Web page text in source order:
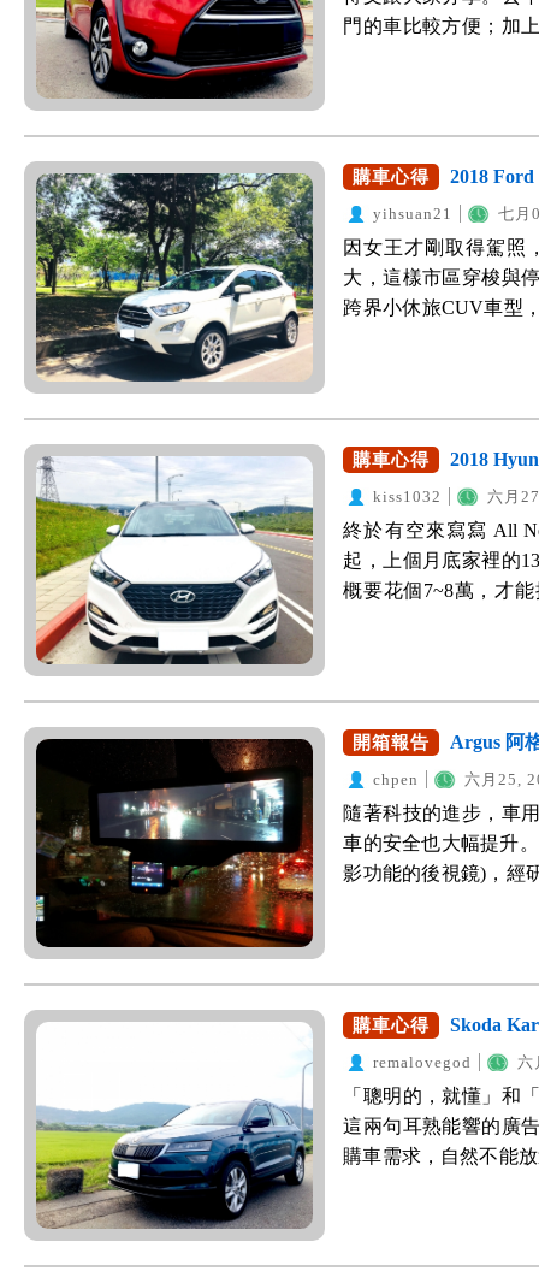
氣的老爸，可以透過
有質感。此外當然還
統、360度的全景環
等，一堆新安全輔助
剛性輕量化的車體。
疑，讓老爸非常安心
下，呈現出不同顏色
根本就是工藝等級，
堅持的黑頭車，換成
樣式，看起來更為立
形狀變得更為扁長銳
屬也同車頭設計，延
置，看起來也很帥
較長，但方向盤的指
實，面對台灣坑坑疤
震與二次彈跳。這樣
Mazda 這幾年的進步
出頭來說，就有這樣
業，從中幫忙處理
少，還有6顆安全氣
後，本來準備下訂
(ESC 車身穩定、
定、FBC 煞車補償、
測以及LED第三煞車
乘體驗！ Picanto 搭
有特別突出，但因為
耗表現也還不錯。實
的車身，方向盤的指
的稅制啊...) 實際坐
的配備與質感，出
Keyless、鋁合金踏板
幕與包覆性很好的皮
央扶手、方向盤以及
備。只要是車速介於
常市區還是國道高速
事故傷亡的機率。 至
優點： 1.安全配備給
好停車 缺點： 1.後座
卡 最後要感謝
得很棒，讓我買車省
體大螢幕) 2.原廠倒車
器(整合至多媒體大螢
三寶
門的車比較方便；加
門(電動門開啟速度較
驚艷！放倒至最大角
服的休息，減輕身體
老人家可以攙扶，更
金讚」！ 2.大容量多
體容量大的嚇死人，
可以開心出遊： 因預
空間真是超乎預期！
利用真的很棒！劇院
看到前方視野，不會
移，讓第三排乘坐起
間，但因為椅背泡綿
不會全擠在一個空間
翻轉隱藏式的掛鉤，
鹹酥雞的家XD 很多人
米內裝，也都是為了
後，就變得憂憂愁愁
型，很少大腳油門、
非常足夠，不敢說馬
短小，在市區穿梭、
儀表板上移，讓眼鏡
為下移視線就可以看
的油耗大概就是
購車心得 2018
yihsuan21 七月
因女王才剛取得駕照
大，這樣市區穿梭與
跨界小休旅CUV車型
特 EcoSport 改款後會
車版大家推薦的日本
入口袋名單。 Suzuki
格稍高(預算80萬)，
花錢額外加裝主機，
尺寸螢幕(真的超方便)
比之前好太多，另外
價也漂亮，80萬
EcoSport 1.0 旗艦型
業，也沒有熱誠，問
吞吞吐吐，深怕買車
購車好幫手網站，讓
便。 3.動力操控佳，
換檔快速。 4.車體安
鋼)，車門關起來
IOSFIX安全座椅固定
購車心得 2018
kiss1032 六月
終於有空來寫寫 All
起，上個月底家裡的
概要花個7~8萬，才
每次開高速公路時，
做一下功課後發現，
所以很快就安排了試
外觀造型： 就外型來
開ix35，當時看到也覺
所以暫停紅線拍拍照
身整體感覺。 現在的
燈眉，延伸至車側，
米，但整體設計感覺
以往方方正正的設計
紅色的塊狀煞車燈，
17吋 鋼琴黑烤漆鋁
開箱報告 Argus 阿
chpen 六月25,
隨著科技的進步，車
車的安全也大幅提升
影功能的後視鏡)，經
108-RL，這款電子後
竟然具有近180度的
度視角，無法減少視
了-阿格斯電子後視鏡
項優點： 1.運作穩定
生意外。甚至，讓我
購車心得 Skoda
remalovegod 六
「聰明的，就懂」和
這兩句耳熟能響的廣
購車需求，自然不能